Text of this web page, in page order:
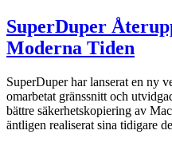
SuperDuper
Moderna Tiden
SuperDuper har lanserat en ny
omarbetat gränssnitt och
bättre säkerhetskopiering av
äntligen realiserat sina tidigare